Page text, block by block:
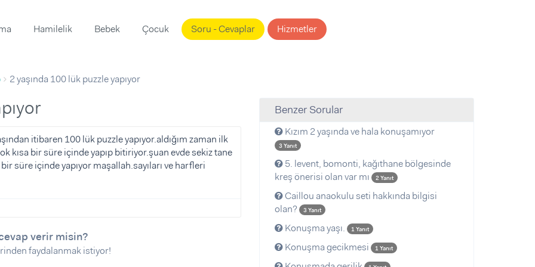
Hamilelik Bebek Çocuk Soru - Cevaplar Hizmetler
2 yaşında 100 lük puzzle yapıyor
itibaren 100 lük puzzle yapıyor.aldığım zaman ilk
kısa bir süre içinde yapıp bitiriyor.şuan evde sekiz tane
süre içinde yapıyor maşallah.sayıları ve harfleri
verir misin?
faydalanmak istiyor!
Benzer Sorular
Kızım 2 yaşında ve hala konuşamıyor
3 Yanıt
5. levent, bomonti, kağıthane bölgesinde
kreş önerisi olan var mı
2 Yanıt
Caillou anaokulu seti hakkında bilgisi
olan?
3 Yanıt
Konuşma yaşı. 1 Yanıt
Konuşma gecikmesi 1 Yanıt